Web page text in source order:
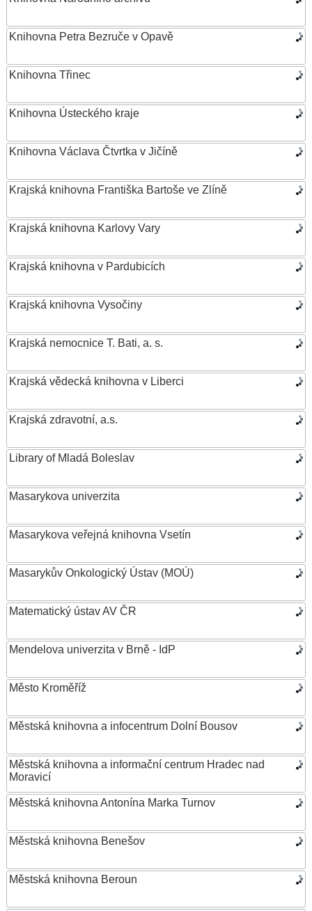
Knihovna Petra Bezruče v Opavě
Knihovna Třinec
Knihovna Ústeckého kraje
Knihovna Václava Čtvrtka v Jičíně
Krajská knihovna Františka Bartoše ve Zlíně
Krajská knihovna Karlovy Vary
Krajská knihovna v Pardubicích
Krajská knihovna Vysočiny
Krajská nemocnice T. Bati, a. s.
Krajská vědecká knihovna v Liberci
Krajská zdravotní, a.s.
Library of Mladá Boleslav
Masarykova univerzita
Masarykova veřejná knihovna Vsetín
Masarykův Onkologický Ústav (MOÚ)
Matematický ústav AV ČR
Mendelova univerzita v Brně - IdP
Město Kroměříž
Městská knihovna a infocentrum Dolní Bousov
Městská knihovna a informační centrum Hradec nad
Moravicí
Městská knihovna Antonína Marka Turnov
Městská knihovna Benešov
Městská knihovna Beroun